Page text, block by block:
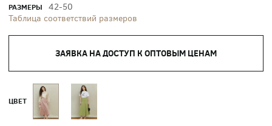
РАЗМЕРЫ
42-50
Таблица соответствий размеров
ЗАЯВКА НА ДОСТУП К ОПТОВЫМ ЦЕНАМ
ЦВЕТ